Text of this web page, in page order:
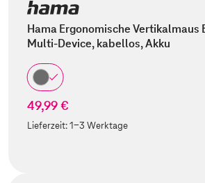
Hama Ergonomische Vertikalmaus
Multi-Device, kabellos, Akku
49,99 €
Lieferzeit:1-3 Werktage